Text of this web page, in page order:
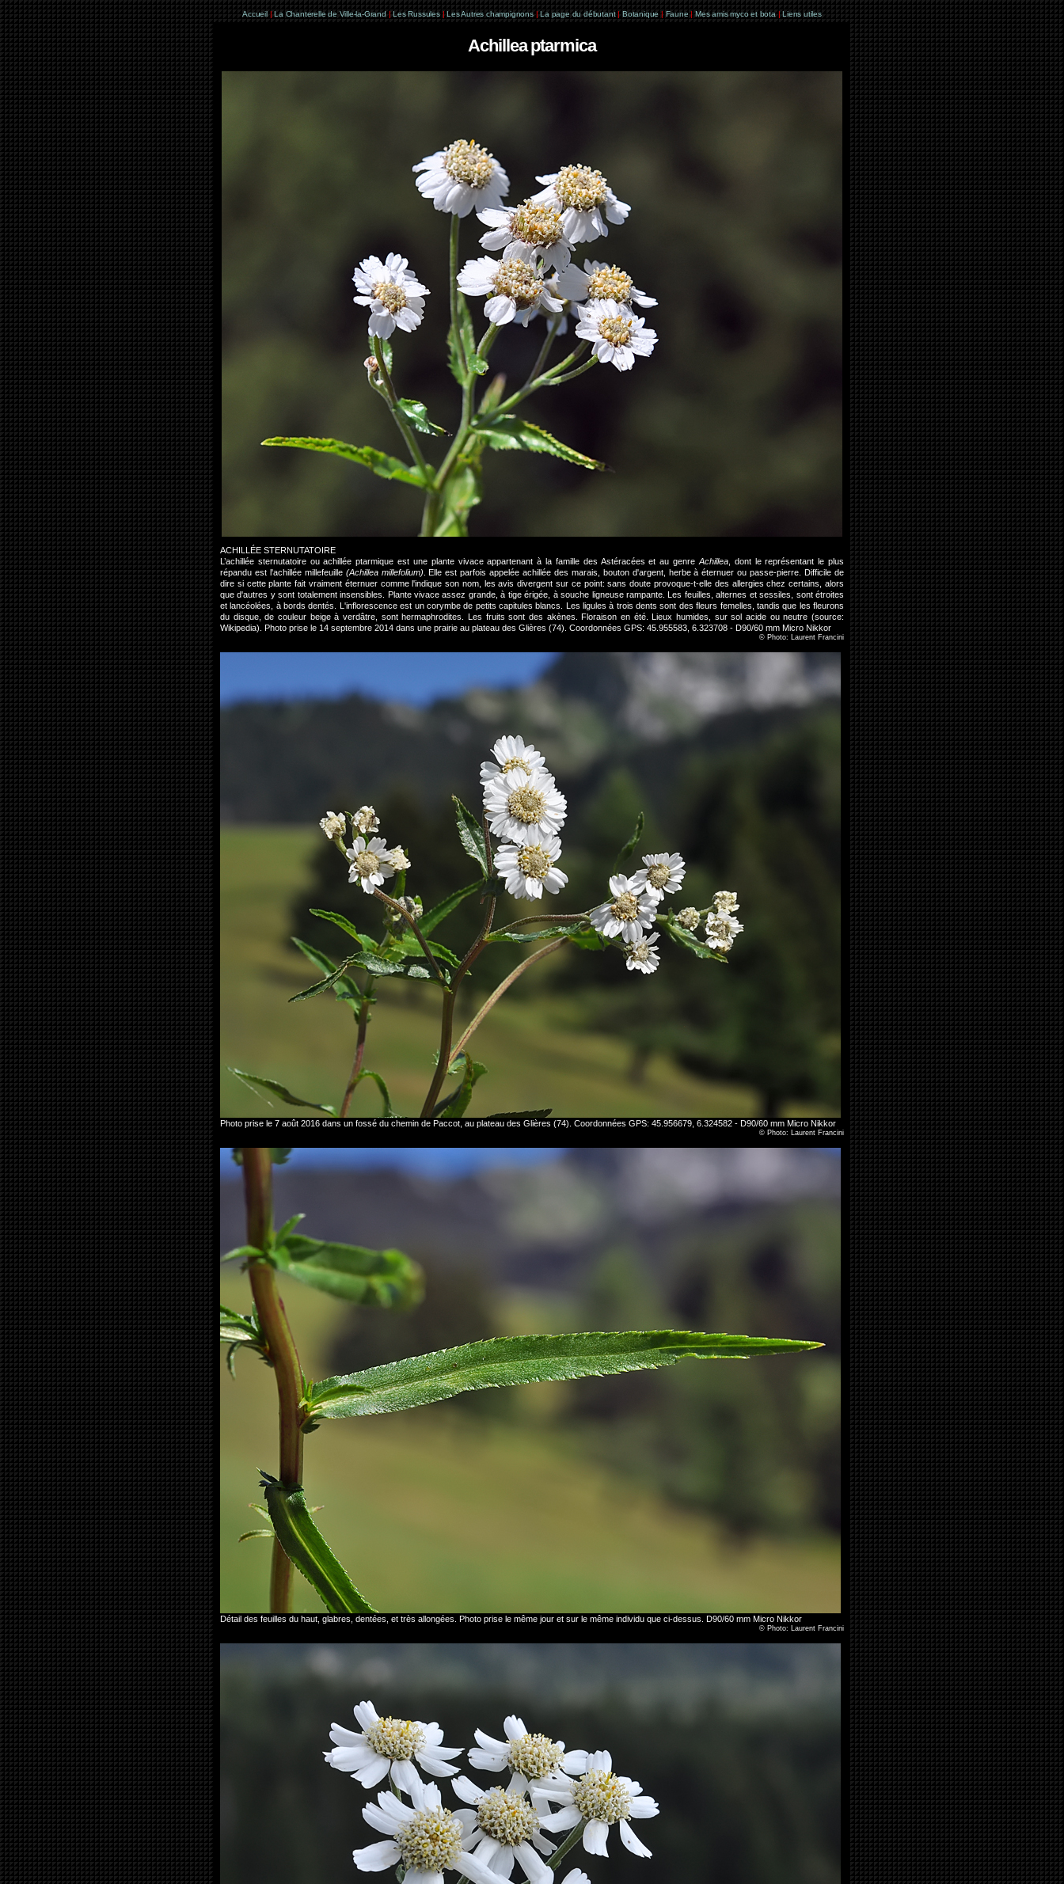
Accueil | La Chanterelle de Ville-la-Grand | Les Russules | Les Autres champignons | La page du débutant | Botanique | Faune | Mes amis myco et bota | Liens utiles
Achillea ptarmica
ACHILLÉE STERNUTATOIRE
L’achillée sternutatoire ou achillée ptarmique est une plante vivace appartenant à la famille des Astéracées et au genre Achillea, dont le représentant le plus
répandu est l'achillée millefeuille (Achillea millefolium) . Elle est parfois appelée achillée des marais, bouton d'argent, herbe à éternuer ou passe-pierre. Difficile de
dire si cette plante fait vraiment éternuer comme l'indique son nom, les avis divergent sur ce point: sans doute provoque-t-elle des allergies chez certains, alors
que d'autres y sont totalement insensibles. Plante vivace assez grande, à tige érigée, à souche ligneuse rampante. Les feuilles, alternes et sessiles, sont étroites
et lancéolées, à bords dentés. L'inflorescence est un corymbe de petits capitules blancs. Les ligules à trois dents sont des fleurs femelles, tandis que les fleurons
du disque, de couleur beige à verdâtre, sont hermaphrodites. Les fruits sont des akènes. Floraison en été. Lieux humides, sur sol acide ou neutre (source:
Wikipedia). Photo prise le 14 septembre 2014 dans une prairie au plateau des Glières (74). Coordonnées GPS: 45.955583, 6.323708 - D90/60 mm Micro Nikkor
© Photo: Laurent Francini
Photo prise le 7 août 2016 dans un fossé du chemin de Paccot, au plateau des Glières (74). Coordonnées GPS: 45.956679, 6.324582 - D90/60 mm Micro Nikkor
© Photo: Laurent Francini
Détail des feuilles du haut, glabres, dentées, et très allongées. Photo prise le même jour et sur le même individu que ci-dessus. D90/60 mm Micro Nikkor
© Photo: Laurent Francini